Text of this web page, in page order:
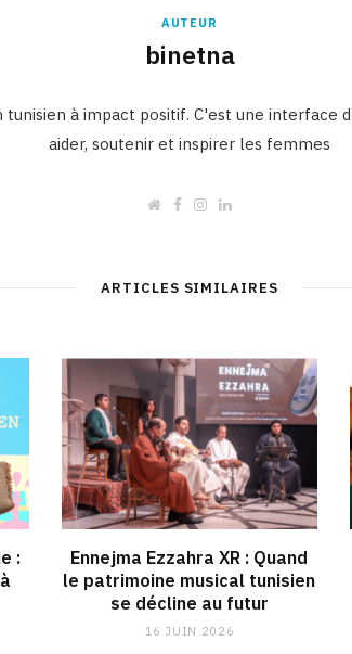
AUTEUR
binetna
à impact positif. C'est une interface
aider, soutenir et inspirer les femmes
W
t
e
F
o
o
I
g
r
L
d
I
ARTICLES SIMILAIRES
:
Ennejma Ezzahra XR : Quand
le patrimoine musical tunisien
se décline au futur
16 JUIN 2026